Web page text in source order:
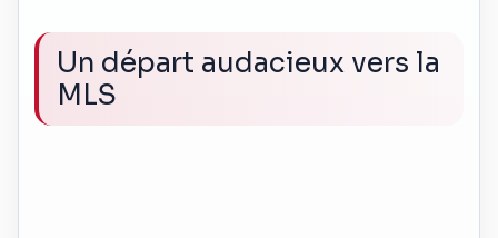
Un départ audacieux vers la
MLS